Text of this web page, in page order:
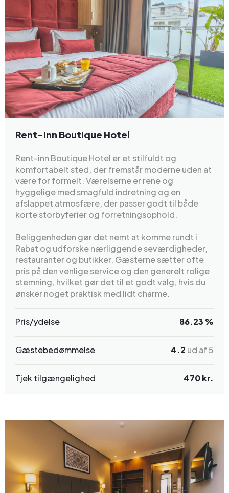
Rent-inn Boutique Hotel
Rent-inn Boutique Hotel er et stilfuldt og
komfortabelt sted, der fremstår moderne uden at
være for formelt. Værelserne er rene og
hyggelige med smagfuld indretning og en
afslappet atmosfære, der passer godt til både
korte storbyferier og forretningsophold.
Beliggenheden gør det nemt at komme rundt i
Rabat og udforske nærliggende seværdigheder,
restauranter og butikker. Gæsterne sætter ofte
pris på den venlige service og den generelt rolige
stemning, hvilket gør det til et godt valg, hvis du
ønsker noget praktisk med lidt charme.
Pris/ydelse 86.23 %
Gæstebedømmelse 4.2 ud af 5
Tjek tilgængelighed 470 kr.